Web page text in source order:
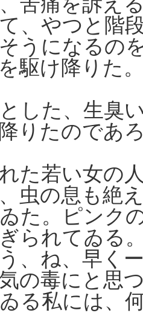
、やつと階
うになるの
駆け降りた
した、生臭
りたのであ
た若い女の
虫の息も絶
た。ピンク
られてゐる
、ね、早く
の毒にと思
る私には、